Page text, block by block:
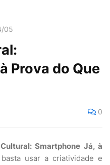
05
Prova do Que
0
Smartphone Já, à
usar a criatividade e